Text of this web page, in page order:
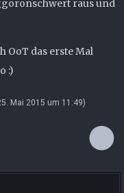
raus und
OoT das erste Mal
:)
Mai 2015 um 11:49)